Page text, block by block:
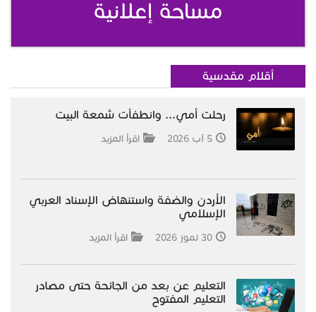
مساحة إعلانية
أقلام مقدسية
رحلت أمي... وانطفأت شمعة البيت
5 آب 2026 اقرأ المزيد
الأردن والضفة واستنهاض الإسناد العربي
الإسلامي
30 تموز 2026 اقرأ المزيد
التعليم عن بعد من الجائحة حتى مصادر
التعليم المفتوح